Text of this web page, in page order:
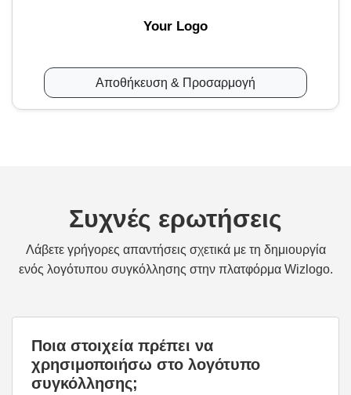
Your Logo
Αποθήκευση & Προσαρμογή
Συχνές ερωτήσεις
Λάβετε γρήγορες απαντήσεις σχετικά με τη δημιουργία
ενός λογότυπου συγκόλλησης στην πλατφόρμα Wizlogo.
Ποια στοιχεία πρέπει να
χρησιμοποιήσω στο λογότυπο
συγκόλλησης;